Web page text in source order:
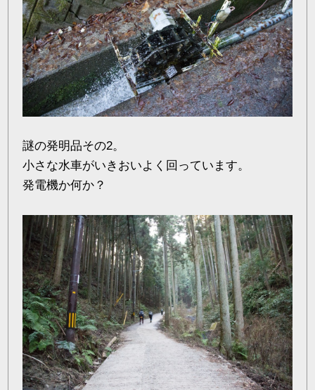
謎の発明品その2。
小さな水車がいきおいよく回っています。
発電機か何か？